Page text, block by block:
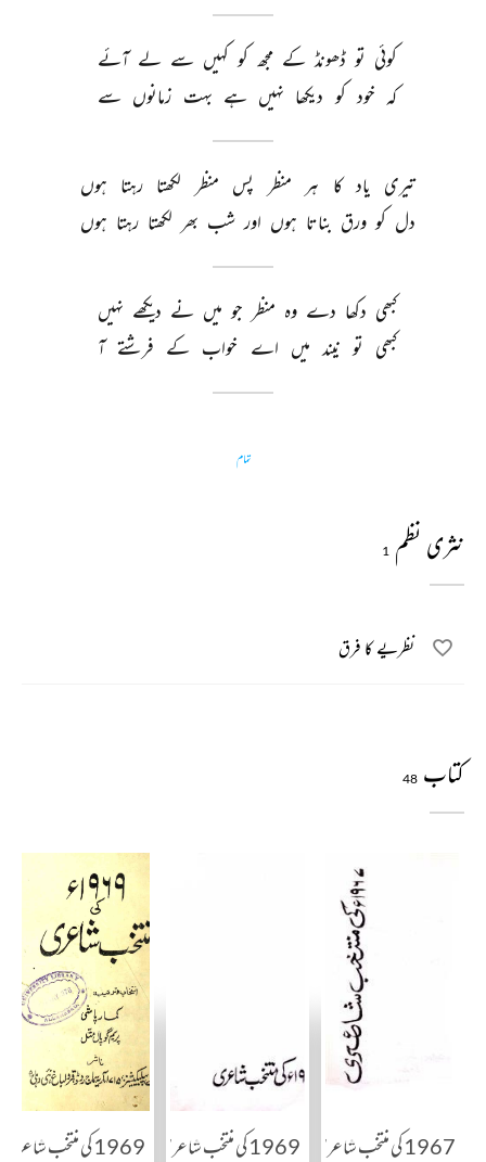
کوئی تو ڈھونڈ کے مجھ کو کہیں سے لے آئے
کہ خود کو دیکھا نہیں ہے بہت زمانوں سے
تیری یاد کا ہر منظر پس منظر لکھتا رہتا ہوں
دل کو ورق بناتا ہوں اور شب بھر لکھتا رہتا ہوں
کبھی دکھا دے وہ منظر جو میں نے دیکھے نہیں
کبھی تو نیند میں اے خواب کے فرشتے آ
تمام
نثری نظم 1
نظریے کا فرق
کتاب 48
1967 کی منتخب شاعری 1969 کی منتخب شاعری 1969 کی منتخب شاعری